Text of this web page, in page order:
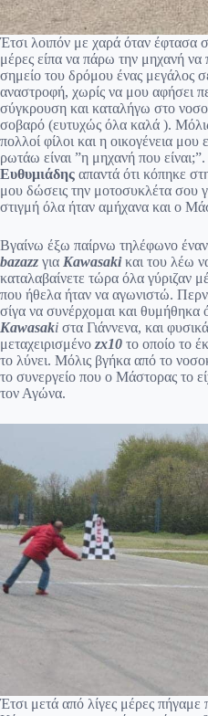
Έτσι λοιπόν με χαρά όταν έφτασα
μέρες είπα να πάρω την μηχανή να
σημείο του δρόμου ένας μεγάλος
αναστροφή, χωρίς να μου αφήσει
σύγκρουση και καταλήγω στο
σοβαρό (ευτυχώς όλα καλά ).
πολλοί φίλοι και η οικογένεια
ρωτάω είναι ”η μηχανή που
Ευθυμιάδης απαντά ότι κόπηκε
μου δώσεις την μοτοσυκλέτα σου
στιγμή όλα ήταν αμήχανα και ο
Βγαίνω έξω παίρνω τηλέφωνο έναν
bazazz για Kawasakiκαι του λέω
καταλαβαίνετε τώρα όλα γύριζαν
που ήθελα ήταν να αγωνιστώ.
σίγα να συνέρχομαι και θυμήθηκα
Kawasaki στα Γιάννενα, και
μεταχειρισμένο zx10 το οποίο το
το λύνει. Μόλις βγήκα από το
το συνεργείο που ο Μάστορας το
τον Αγώνα.
Έτσι μετά από λίγες μέρες